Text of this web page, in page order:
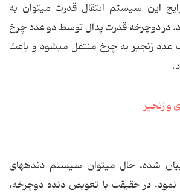
رایج این سیستم انتقال قدرت می‏توان به
در دوچرخه قدرت پدال توسط دو عدد چرخ
زنجیر به چرخ منتقل می‏شود و باعث
شده، حال می‏توان سیستم دنده‏های
نمود. در حقیقت با تعویض دنده دوچرخه،